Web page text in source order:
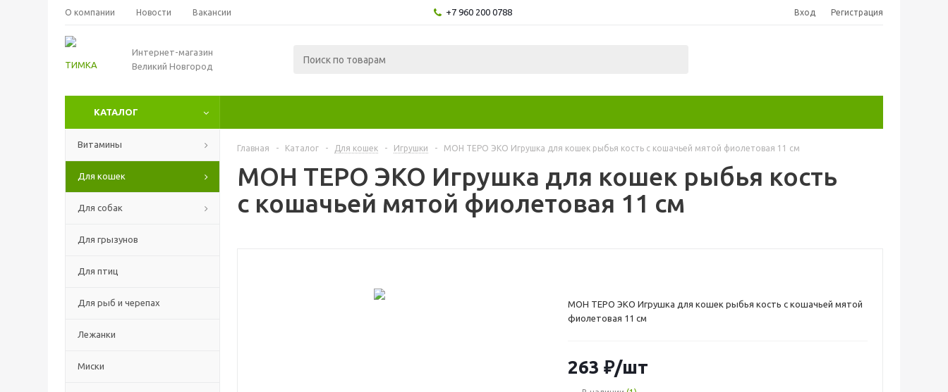
О компании Новости Вакансии +7 960 200 0788 Вход Регистрация
Интернет-магазин
Великий Новгород
КАТАЛОГ
Витамины
Для кошек
Для собак
Для грызунов
Для птиц
Для рыб и черепах
Лежанки
Миски
Главная - Каталог - Для кошек - Игрушки - МОН ТЕРО ЭКО Игрушка для кошек рыбья кость с кошачьей мятой фиолетовая 11 см
МОН ТЕРО ЭКО Игрушка для кошек рыбья кость
с кошачьей мятой фиолетовая 11 см
МОН ТЕРО ЭКО Игрушка для кошек рыбья кость с кошачьей мятой
фиолетовая 11 см
263 ₽/шт